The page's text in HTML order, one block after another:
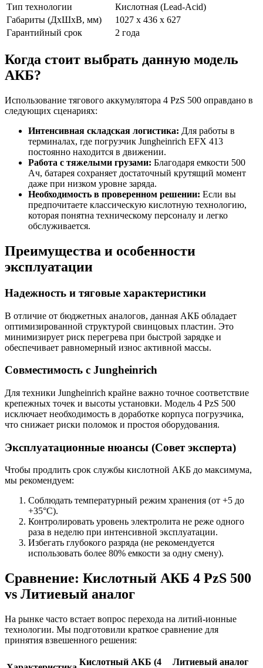
Тип технологии
Кислотная (Lead-Acid)
Габариты (ДхШхВ, мм)
1027 x 436 x 627
Гарантийный срок
2 года
Когда стоит выбрать данную модель
АКБ?
Использование тягового аккумулятора 4 PzS 500 оправдано в
следующих сценариях:
Интенсивная складская логистика: Для работы в
терминалах, где погрузчик Jungheinrich EFX 413
постоянно находится в движении.
Работа с тяжелыми грузами: Благодаря емкости 500
Ач, батарея сохраняет достаточный крутящий момент
даже при низком уровне заряда.
Необходимость в проверенном решении: Если вы
предпочитаете классическую кислотную технологию,
которая понятна техническому персоналу и легко
обслуживается.
Преимущества и особенности
эксплуатации
Надежность и тяговые характеристики
В отличие от бюджетных аналогов, данная АКБ обладает
оптимизированной структурой свинцовых пластин. Это
минимизирует риск перегрева при быстрой зарядке и
обеспечивает равномерный износ активной массы.
Совместимость с Jungheinrich
Для техники Jungheinrich крайне важно точное соответствие
крепежных точек и высоты установки. Модель 4 PzS 500
исключает необходимость в доработке корпуса погрузчика,
что снижает риски поломок и простоя оборудования.
Эксплуатационные нюансы (Совет эксперта)
Чтобы продлить срок службы кислотной АКБ до максимума,
мы рекомендуем:
Соблюдать температурный режим хранения (от +5 до
+35°C).
Контролировать уровень электролита не реже одного
раза в неделю при интенсивной эксплуатации.
Избегать глубокого разряда (не рекомендуется
использовать более 80% емкости за одну смену).
Сравнение: Кислотный АКБ 4 PzS 500
vs Литиевый аналог
На рынке часто встает вопрос перехода на литий-ионные
технологии. Мы подготовили краткое сравнение для
принятия взвешенного решения:
Кислотный АКБ (4
Литиевый аналог